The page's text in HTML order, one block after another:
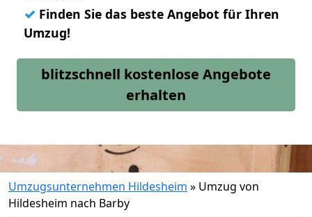
✓ Finden Sie das beste Angebot für Ihren
Umzug!
blitzschnell kostenlose Angebote
erhalten
Umzugsunternehmen Hildesheim » Umzug von
Hildesheim nach Barby